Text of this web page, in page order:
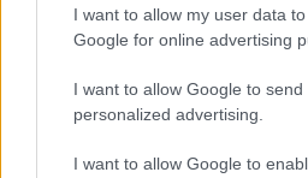
I want to allow my user data
Google for online advertising
I want to allow Google to send
personalized advertising.
I want to allow Google to